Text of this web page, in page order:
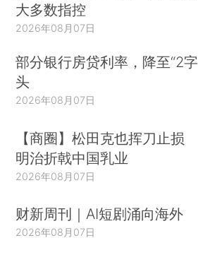
大多数指控
2026年08月07日
部分银行房贷利率，降至“2字
头
2026年08月07日
【商圈】松田克也挥刀止损
明治折戟中国乳业
2026年08月07日
财新周刊｜AI短剧涌向海外
2026年08月07日